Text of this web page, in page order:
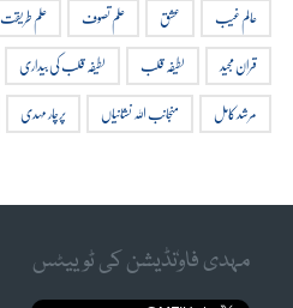
عالم غیب
عشق علم تصوف علم طریقت
قران مجید
لطیفہ قلب لطیفہ قلب کی بیداری
مرشد کامل
منجانب اللہ نشانیاں پرچار مہدی
مہدی فاوٗنڈیشن کی ٹوییٹس